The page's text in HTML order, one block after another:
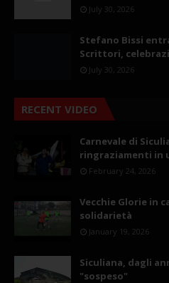
July 30, 2026
Stefano Bissi
Scrittori,
July 30, 2026
RECENT VIDEO
Carnevale di
ringraziamenti in
February 24, 2026
Vecchie Glorie in
solidarietà
January 19, 2026
Siculiana, dagli
"sospeso"